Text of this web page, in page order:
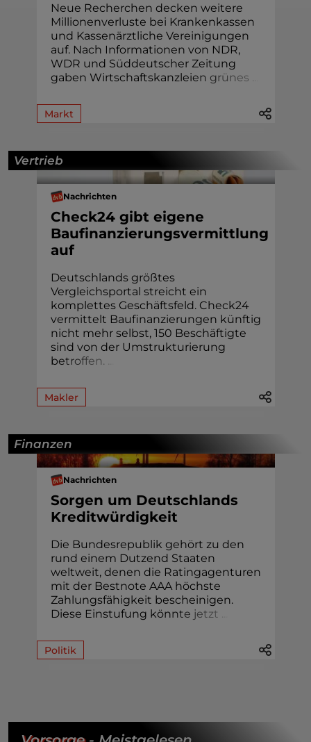
Neue Recherchen decken weitere
Millionenverluste bei Krankenkassen
und Kassenärztliche Vereinigungen
auf. Nach Informationen von NDR,
WDR und Süddeutscher Zeitung
gaben Wirtschaftskanzleien grünes
Markt
Vertrieb
Nachrichten
Check24 gibt eigene
Baufinanzierungsvermittlung
auf
Deutschlands größtes
Vergleichsportal streicht ein
komplettes Geschäftsfeld. Check24
vermittelt Baufinanzierungen künftig
nicht mehr selbst, 150 Beschäftigte
sind von der Umstrukturierung
betroffen.
Makler
Finanzen
Nachrichten
Sorgen um Deutschlands
Kreditwürdigkeit
Die Bundesrepublik gehört zu den
rund einem Dutzend Staaten
weltweit, denen die Ratingagenturen
mit der Bestnote AAA höchste
Zahlungsfähigkeit bescheinigen.
Diese Einstufung könnte jetzt
Politik